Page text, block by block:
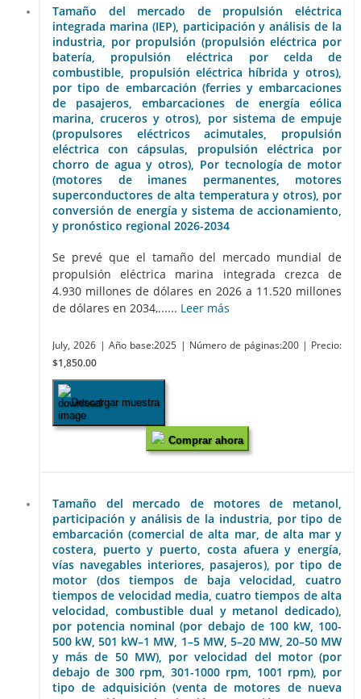
Tamaño del mercado de propulsión eléctrica
integrada marina (IEP), participación y análisis de la
industria, por propulsión (propulsión eléctrica por
batería, propulsión eléctrica por celda de
combustible, propulsión eléctrica híbrida y otros),
por tipo de embarcación (ferries y embarcaciones
de pasajeros, embarcaciones de energía eólica
marina, cruceros y otros), por sistema de empuje
(propulsores eléctricos acimutales, propulsión
eléctrica con cápsulas, propulsión eléctrica por
chorro de agua y otros), Por tecnología de motor
(motores de imanes permanentes, motores
superconductores de alta temperatura y otros), por
conversión de energía y sistema de accionamiento,
y pronóstico regional 2026-2034
Se prevé que el tamaño del mercado mundial de
propulsión eléctrica marina integrada crezca de
4.930 millones de dólares en 2026 a 11.520 millones
de dólares en 2034,...... Leer más
July, 2026 | Año base:2025 | Número de páginas:200 | Precio:
$1,850.00
Descargar muestra
Comprar ahora
Tamaño del mercado de motores de metanol,
participación y análisis de la industria, por tipo de
embarcación (comercial de alta mar, de alta mar y
costera, puerto y puerto, costa afuera y energía,
vías navegables interiores, pasajeros), por tipo de
motor (dos tiempos de baja velocidad, cuatro
tiempos de velocidad media, cuatro tiempos de alta
velocidad, combustible dual y metanol dedicado),
por potencia nominal (por debajo de 100 kW, 100-
500 kW, 501 kW–1 MW, 1–5 MW, 5–20 MW, 20–50 MW
y más de 50 MW), por velocidad del motor (por
debajo de 300 rpm, 301-1000 rpm, 1001 rpm), por
tipo de adquisición (venta de motores de nueva